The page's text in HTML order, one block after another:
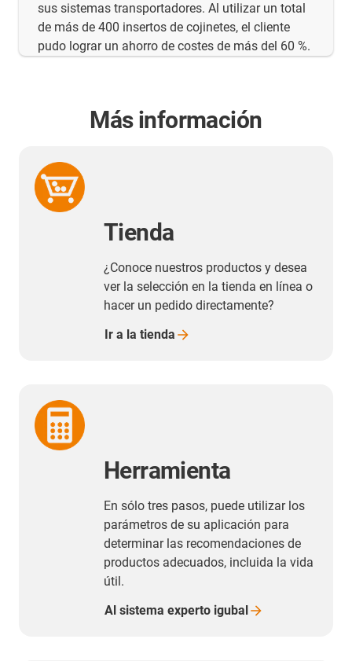
sus sistemas transportadores. Al utilizar un total
de más de 400 insertos de cojinetes, el cliente
pudo lograr un ahorro de costes de más del 60 %.
Más información
Tienda
¿Conoce nuestros productos y desea
ver la selección en la tienda en línea o
hacer un pedido directamente?
Ir a la tienda
Herramienta
En sólo tres pasos, puede utilizar los
parámetros de su aplicación para
determinar las recomendaciones de
productos adecuados, incluida la vida
útil.
Al sistema experto igubal